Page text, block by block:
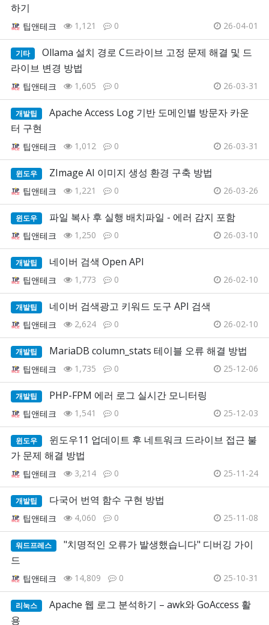
하기
팁앤테크 1,121 0 26-04-01
기타
Ollama 설치 경로 C드라이브 고정 문제 해결 및 드
라이브 변경 방법
팁앤테크 1,605 0 26-03-31
개발팁
Apache Access Log 기반 도메인별 방문자 카운
터 구현
팁앤테크 1,012 0 26-03-31
윈도우 ZImage AI 이미지 생성 환경 구축 방법
팁앤테크 1,221 0 26-03-26
윈도우 파일 복사 후 실행 배치파일 - 에러 감지 포함
팁앤테크 1,250 0 26-03-10
개발팁 네이버 검색 Open API
팁앤테크 1,773 0 26-02-10
개발팁 네이버 검색광고 키워드 도구 API 검색
팁앤테크 2,624 0 26-02-10
개발팁 MariaDB column_stats 테이블 오류 해결 방법
팁앤테크 1,735 0 25-12-06
개발팁 PHP-FPM 에러 로그 실시간 모니터링
팁앤테크 1,541 0 25-12-03
윈도우
윈도우11 업데이트 후 네트워크 드라이브 접근 불
가 문제 해결 방법
팁앤테크 3,214 0 25-11-24
개발팁 다국어 번역 함수 구현 방법
팁앤테크 4,060 0 25-11-08
워드프레스
"치명적인 오류가 발생했습니다" 디버깅 가이
드
팁앤테크 14,809 0 25-10-31
리눅스
Apache 웹 로그 분석하기 – awk와 GoAccess 활
용